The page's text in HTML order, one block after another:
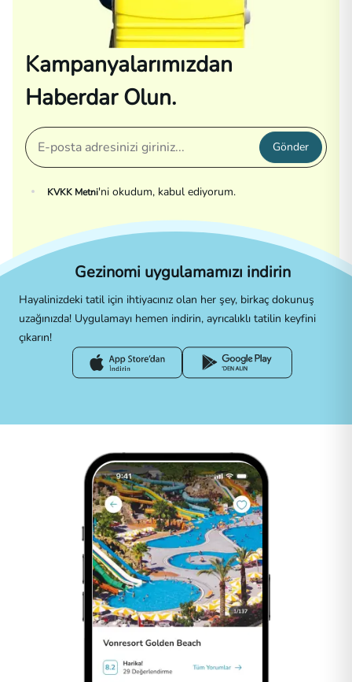
Kampanyalarımızdan
Haberdar Olun.
Gönder
KVKK Metni'ni okudum, kabul ediyorum.
Gezinomi uygulamamızı indirin
Hayalinizdeki tatil için ihtiyacınız olan her şey, birkaç dokunuş
uzağınızda! Uygulamayı hemen indirin, ayrıcalıklı tatilin keyfini
çıkarın!